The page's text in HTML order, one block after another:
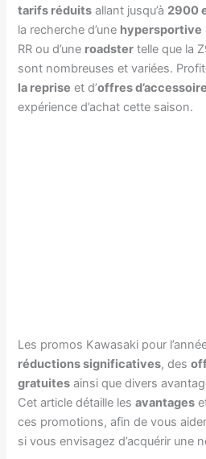
tarifs réduits allant jusqu’à 2900
la recherche d’une hypersportive
RR ou d’une roadster telle que la
sont nombreuses et variées.
la reprise et d’offres
expérience d’achat cette saison.
Les promos Kawasaki pour
réductions significatives, des
gratuites ainsi que divers
Cet article détaille lesavantages
ces promotions, afin de vous
si vous envisagez d’acquérir une